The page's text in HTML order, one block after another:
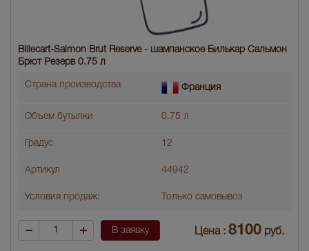
Billecart-Salmon Brut Reserve - шампанское Билькар Сальмон
Брют Резерв 0.75 л
Страна производства Франция
Объем бутылки 0.75 л
Градус 12
Артикул 44942
Условия продаж: Только самовывоз
В заявку Цена : 8100 руб.